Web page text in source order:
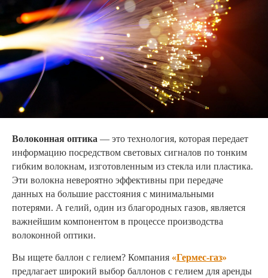
Волоконная оптика — это технология, которая передает
информацию посредством световых сигналов по тонким
гибким волокнам, изготовленным из стекла или пластика.
Эти волокна невероятно эффективны при передаче
данных на большие расстояния с минимальными
потерями. А гелий, один из благородных газов, является
важнейшим компонентом в процессе производства
волоконной оптики.
Вы ищете баллон с гелием? Компания «Гермес-газ»
предлагает широкий выбор баллонов с гелием для аренды